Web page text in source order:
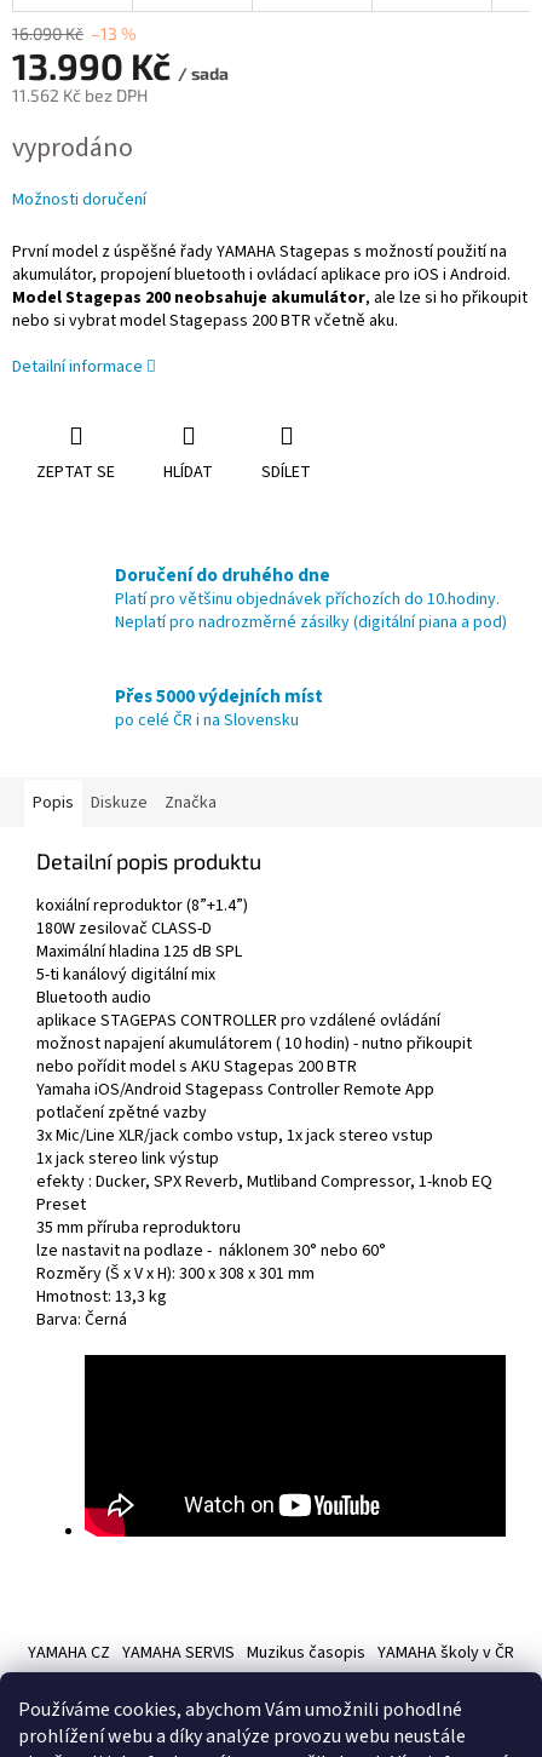
Používáme cookies, abychom Vám umožnili pohodlné
prohlížení webu a díky analýze provozu webu neustále
16.090 Kč –13 %
13.990 Kč / sada
11.562 Kč bez DPH
cena:
vyprodáno
Možnosti doručení
První model z úspěšné řady YAMAHA Stagepas s možností použití na
akumulátor, propojení bluetooth i ovládací aplikace pro iOS i Android.
Model Stagepas 200 neobsahuje akumulátor, ale lze si ho přikoupit
nebo si vybrat model Stagepass 200 BTR včetně aku.
Detailní informace
ZEPTAT SE HLÍDAT SDÍLET
Doručení do druhého dne
Platí pro většinu objednávek příchozích do 10.hodiny.
Neplatí pro nadrozměrné zásilky (digitální piana a pod)
Přes 5000 výdejních míst
po celé ČR i na Slovensku
Popis Diskuze Značka
Detailní popis produktu
koxiální reproduktor (8”+1.4”)
180W zesilovač CLASS-D
Maximální hladina 125 dB SPL
5-ti kanálový digitální mix
Bluetooth audio
aplikace STAGEPAS CONTROLLER pro vzdálené ovládání
možnost napajení akumulátorem ( 10 hodin) - nutno přikoupit
nebo pořídit model s AKU Stagepas 200 BTR
Yamaha iOS/Android Stagepass Controller Remote App
potlačení zpětné vazby
3x Mic/Line XLR/jack combo vstup, 1x jack stereo vstup
1x jack stereo link výstup
efekty : Ducker, SPX Reverb, Mutliband Compressor, 1-knob EQ
Preset
35 mm příruba reproduktoru
lze nastavit na podlaze - náklonem 30° nebo 60°
Rozměry (Š x V x H): 300 x 308 x 301 mm
Hmotnost: 13,3 kg
Barva: Černá
p
YAMAHA CZ YAMAHA SERVIS Muzikus časopis YAMAHA školy v ČR